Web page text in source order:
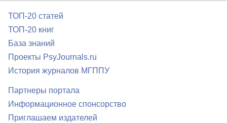
ТОП-20 статей
ТОП-20 книг
База знаний
Проекты PsyJournals.ru
История журналов МГППУ
Партнеры портала
Информационное спонсорство
Приглашаем издателей